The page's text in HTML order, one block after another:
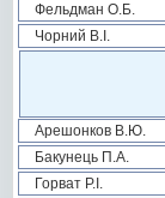
Фельдман О.Б.
Чорний В.І.
Арешонков В.Ю.
Бакунець П.А.
Горват Р.І.